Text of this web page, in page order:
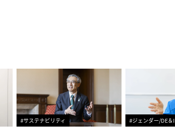
#サステナビリティ #ジェンダー/DE＆I